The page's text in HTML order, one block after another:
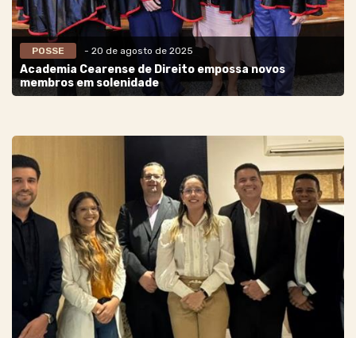
POSSE - 20 de agosto de 2025
Academia Cearense de Direito empossa novos
membros em solenidade